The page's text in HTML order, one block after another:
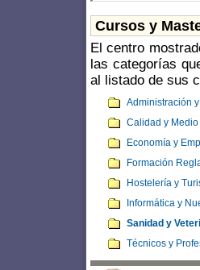
Cursos y
El centro
las categorías
al listado de sus
Administración
Calidad y
Economía y
Formación
Hostelería y
Informática y
Sanidad y
Técnicos y